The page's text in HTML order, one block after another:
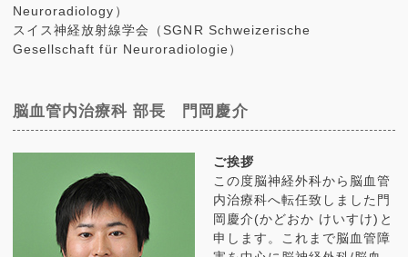
Neuroradiology）
スイス神経放射線学会（SGNR Schweizerische
Gesellschaft für Neuroradiologie）
脳血管内治療科 部長 門岡慶介
ご挨拶
この度脳神経外科から脳血管
内治療科へ転任致しました門
岡慶介(かどおか けいすけ)と
申します。これまで脳血管障